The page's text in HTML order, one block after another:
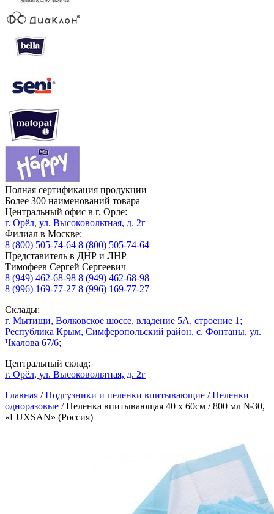
Полная сертификация продукции
Более 300 наименований товара
Центральный офис в г. Орле:
г. Орёл, ул. Высоковольтная, д. 2г
Филиал в Москве:
8 (800) 505-74-64 8 (800) 505-74-64
Представитель в ДНР и ЛНР
Тимофеев Сергей Сергеевич
8 (949) 462-68-98 8 (949) 462-68-98
8 (996) 169-77-27 8 (996) 169-77-27
Склады:
г. Мытищи, Волковское шоссе, владение 5А, строение 1;
Республика Крым, Симферопольский район, с. Фонтаны, ул.
Чкалова 67/6;
Центральный склад:
г. Орёл, ул. Высоковольтная, д. 2г
Главная /Подгузники и пеленки впитывающие /Пеленки
одноразовые /Пеленка впитывающая 40 х 60см / 800 мл №30,
«LUXSAN» (Россия)